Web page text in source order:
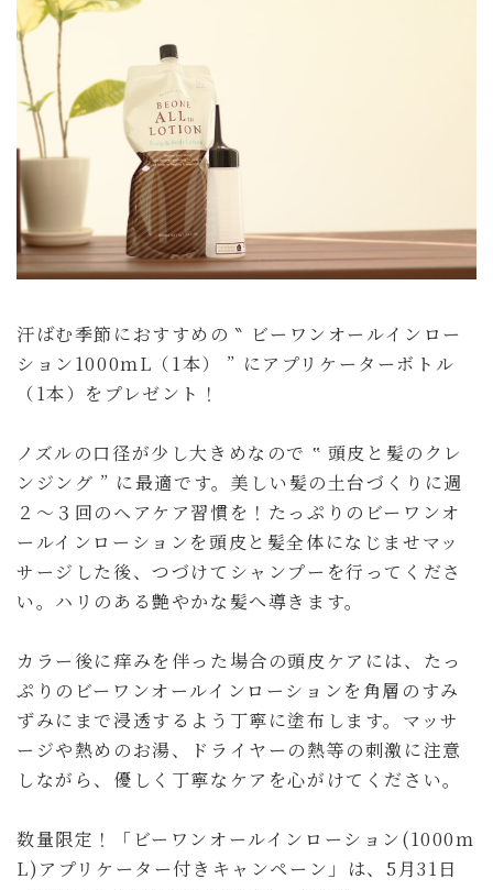
汗ばむ季節におすすめの ‶ ビーワンオールインロー
ション1000ｍL（1本） ” にアプリケーターボトル
（1本）をプレゼント！
ノズルの口径が少し大きめなので ‟ 頭皮と髪のクレ
ンジング ” に最適です。美しい髪の土台づくりに週
２～３回のヘアケア習慣を！たっぷりのビーワンオ
ールインローションを頭皮と髪全体になじませマッ
サージした後、つづけてシャンプーを行ってくださ
い。ハリのある艶やかな髪へ導きます。
カラー後に痒みを伴った場合の頭皮ケアには、たっ
ぷりのビーワンオールインローションを角層のすみ
ずみにまで浸透するよう丁寧に塗布します。マッサ
ージや熱めのお湯、ドライヤーの熱等の刺激に注意
しながら、優しく丁寧なケアを心がけてください。
数量限定！「ビーワンオールインローション(1000ｍ
L)アプリケーター付きキャンペーン」は、5月31日